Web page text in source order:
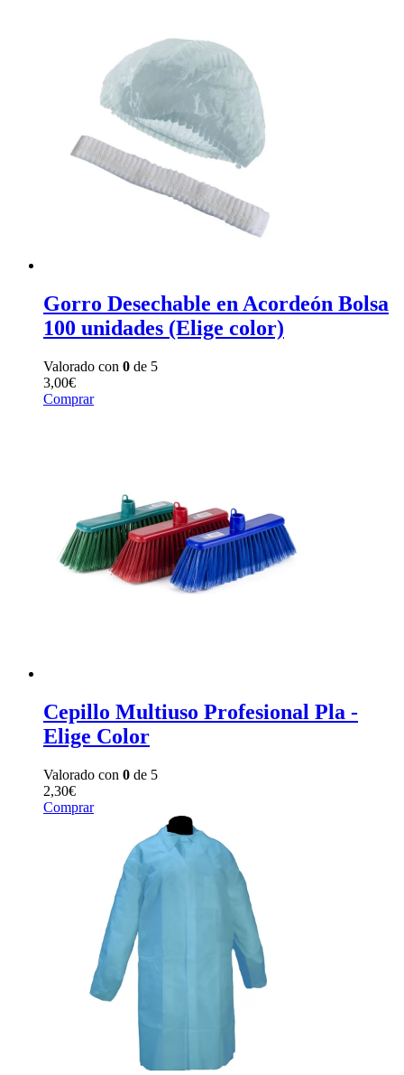
Gorro Desechable en Acordeón Bolsa
100 unidades (Elige color)
Valorado con 0 de 5
3,00€
Comprar
Cepillo Multiuso Profesional Pla -
Elige Color
Valorado con 0 de 5
2,30€
Comprar